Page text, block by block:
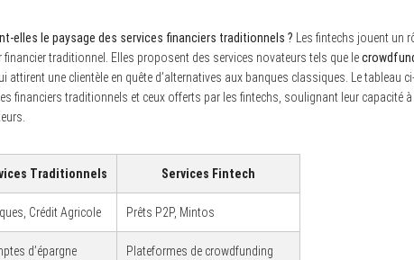
elles le paysage des services financiers traditionnels ? Les fintechs jouent un
traditionnel. Elles proposent des services novateurs tels que le
attirent une clientèle en quête d’alternatives aux banques classiques. Le tableau
financiers traditionnels et ceux offerts par les fintechs, soulignant leur capacité
Traditionnels Services Fintech
Crédit Agricole Prêts P2P, Mintos
d’épargne Plateformes de crowdfunding